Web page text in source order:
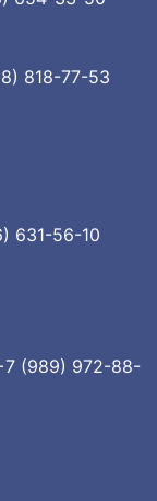
818-77-53
631-56-10
(989) 972-88-